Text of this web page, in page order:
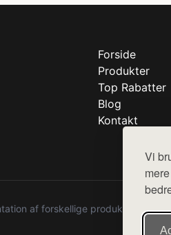
Vi
Forside
Produkter
Top Rabatter
Blog
Kontakt
af forskellige produkter fra